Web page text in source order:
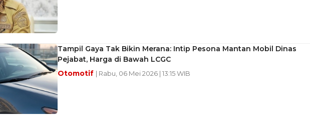
Tampil Gaya Tak Bikin Merana: Intip Pesona Mantan Mobil Dinas
Pejabat, Harga di Bawah LCGC
Otomotif | Rabu, 06 Mei 2026 | 13:15 WIB